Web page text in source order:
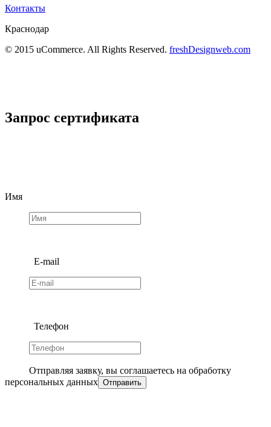
Контакты
Краснодар
© 2015 uCommerce. All Rights Reserved. freshDesignweb.com
Запрос сертификата
Имя
E-mail
Телефон
Отправляя заявку, вы соглашаетесь на обработку
персональных данных Отправить